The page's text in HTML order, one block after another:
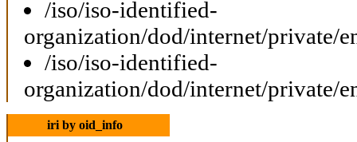
/iso/iso-identified-
organization/dod/internet/private/
/iso/iso-identified-
organization/dod/internet/private/
iri by oid_info